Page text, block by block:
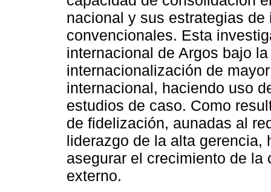
nacional y sus estrategias
convencionales. Esta
internacional de Argos bajo
internacionalización de
internacional, haciendo uso
estudios de caso. Como
de fidelización, aunadas al
liderazgo de la alta gerencia,
asegurar el crecimiento de
externo.